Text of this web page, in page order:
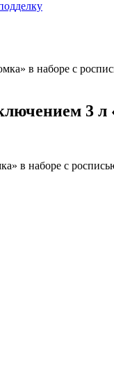
в наборе с
3
в наборе с